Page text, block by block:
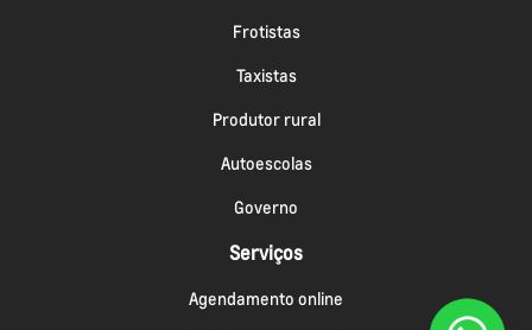
Frotistas
Taxistas
Produtor rural
Autoescolas
Governo
Serviços
Agendamento online